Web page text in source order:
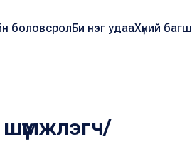
боловсролБи нэг удааХүний багш